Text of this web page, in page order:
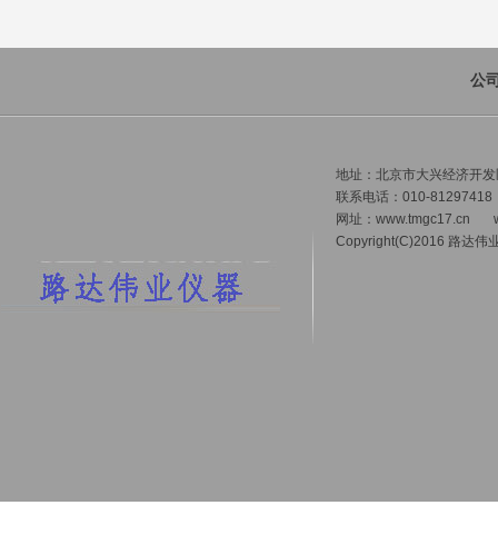
公
地址：北京市大兴经济开
联系电话：010-
网址： www.tmgc17.cn
Copyright(C)2016 路达伟